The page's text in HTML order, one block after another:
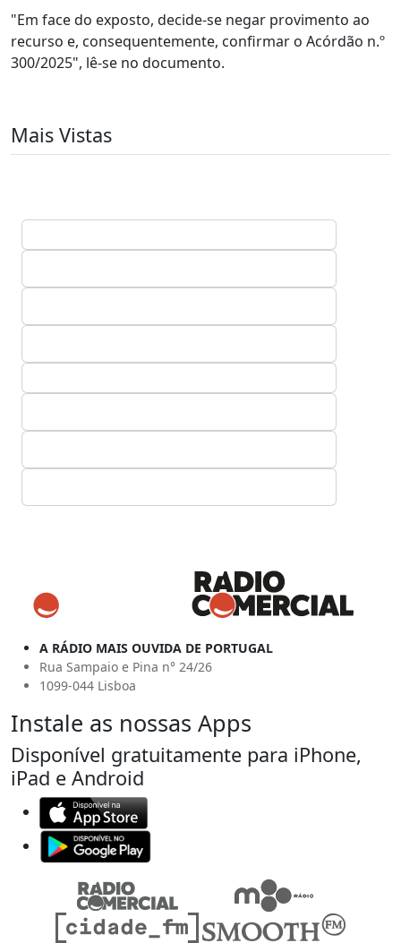
"Em face do exposto, decide-se negar provimento ao
recurso e, consequentemente, confirmar o Acórdão n.º
300/2025", lê-se no documento.
Mais Vistas
A RÁDIO MAIS OUVIDA DE PORTUGAL
Rua Sampaio e Pina n° 24/26
1099-044 Lisboa
Instale as nossas Apps
Disponível gratuitamente para iPhone,
iPad e Android